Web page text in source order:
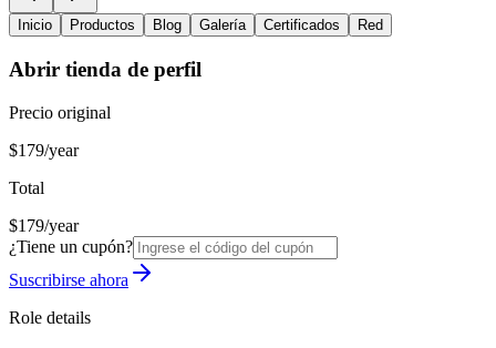
Inicio Productos Blog Galería Certificados Red
Abrir tienda de perfil
Precio original
$179/year
Total
$179/year
¿Tiene un cupón?
Suscribirse ahora
Role details